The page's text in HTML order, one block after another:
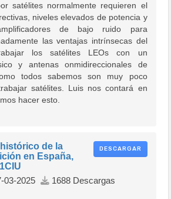
satélites normalmente requieren el
niveles elevados de potencia y
de bajo ruido para
las ventajas intrínsecas del
los satélites LEOs con un
y antenas onmidireccionales de
todos sabemos son muy poco
satélites. Luis nos contará en
hacer esto.
DESCARGAR
de la
en España,
03-2025 1688 Descargas